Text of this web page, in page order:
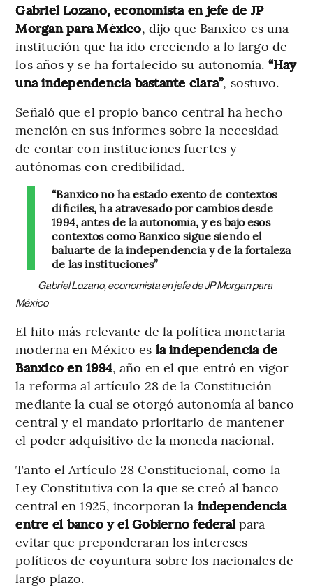
Gabriel Lozano, economista en jefe de JP
Morgan para México, dijo que Banxico es una
institución que ha ido creciendo a lo largo de
los años y se ha fortalecido su autonomía. “Hay
una independencia bastante clara”, sostuvo.
Señaló que el propio banco central ha hecho
mención en sus informes sobre la necesidad
de contar con instituciones fuertes y
autónomas con credibilidad.
“Banxico no ha estado exento de contextos
difíciles, ha atravesado por cambios desde
1994, antes de la autonomía, y es bajo esos
contextos como Banxico sigue siendo el
baluarte de la independencia y de la fortaleza
de las instituciones”
Gabriel Lozano, economista en jefe de JP Morgan para
México
El hito más relevante de la política monetaria
moderna en México es la independencia de
Banxico en 1994, año en el que entró en vigor
la reforma al artículo 28 de la Constitución
mediante la cual se otorgó autonomía al banco
central y el mandato prioritario de mantener
el poder adquisitivo de la moneda nacional.
Tanto el Artículo 28 Constitucional, como la
Ley Constitutiva con la que se creó al banco
central en 1925, incorporan la independencia
entre el banco y el Gobierno federalpara
evitar que preponderaran los intereses
políticos de coyuntura sobre los nacionales de
largo plazo.